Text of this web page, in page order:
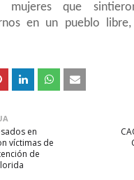
mujeres que
en un pueblo libre,
en
víctimas de
de